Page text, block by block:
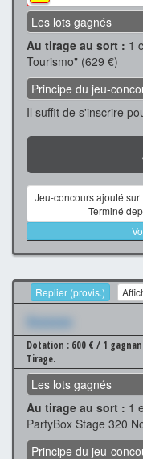
Les lots gagnés
Au tirage au sort : 1
Tourismo" (629 €)
Principe du jeu-
Il suffit de s'inscrire
Jeu-concours ajouté sur
Terminé
Replier (provis.)
Xxxxxxx
Dotation : 600 € / 1
Tirage.
Les lots gagnés
Au tirage au sort : 1
PartyBox Stage 320
Principe du jeu-